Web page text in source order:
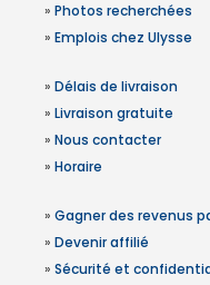
» Photos recherchées
» Emplois chez Ulysse
» Délais de livraison
» Livraison gratuite
» Nous contacter
» Horaire
» Gagner des revenus
» Devenir affilié
» Sécurité et